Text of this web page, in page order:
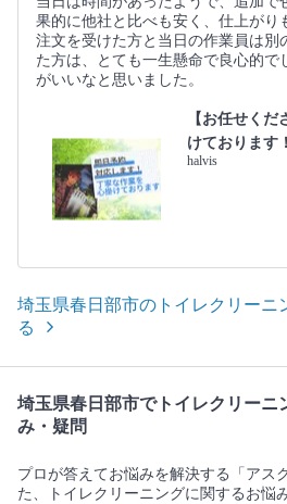
果的に他社と比べも安く、仕上がり
注文を受けた方と当日の作業員は別
た方は、とても一生懸命で良心的で
がいいなと思いました。
【お任せくだ
けております！
halvis
埼玉県春日部市のトイレクリーニ
る
埼玉県春日部市でトイレクリーニ
み・疑問
プロが答えてお悩みを解決する「アス
た、トイレクリーニングに関するお悩